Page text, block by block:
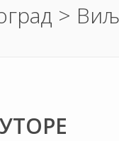
>